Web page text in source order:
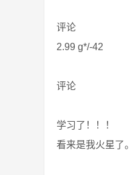
评论
2.99 g*/-42
评论
学习了！！！
看来是我火星了。